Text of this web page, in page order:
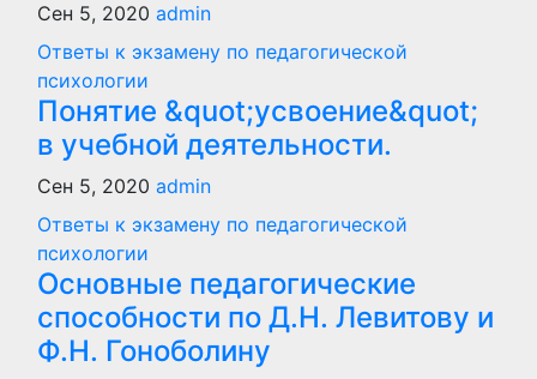
Сен 5, 2020 admin
Ответы к экзамену по педагогической
психологии
Понятие &quot;усвоение&quot;
в учебной деятельности.
Сен 5, 2020 admin
Ответы к экзамену по педагогической
психологии
Основные педагогические
способности по Д.Н. Левитову и
Ф.Н. Гоноболину